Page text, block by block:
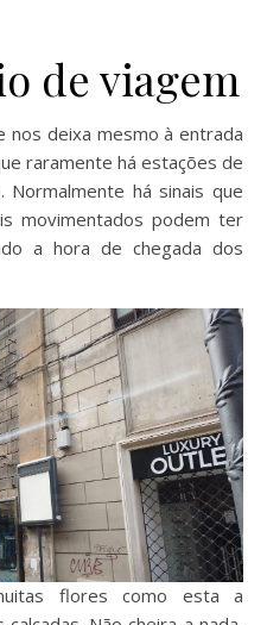
de viagem
nos deixa mesmo à entrada
raramente há estações de
há sinais que
movimentados podem ter
a hora de chegada dos
flores como esta a